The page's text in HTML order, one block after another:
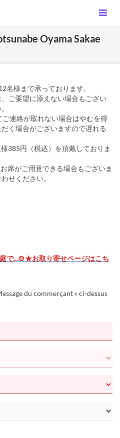
Oyama Sakae
名様まで承っております.
ご要望に添えない場合もござい
連絡が取れない場合はやむを得
く場合がございますので遅れる
385円（税込）を頂戴しておりま
席がご用意できる場合もございま
せください。
で...🍲★お取り寄せページはこち
du commerçant » ci-dessus